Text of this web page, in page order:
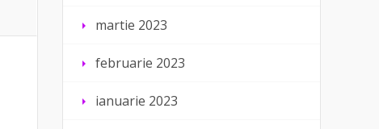
martie 2023
februarie 2023
ianuarie 2023